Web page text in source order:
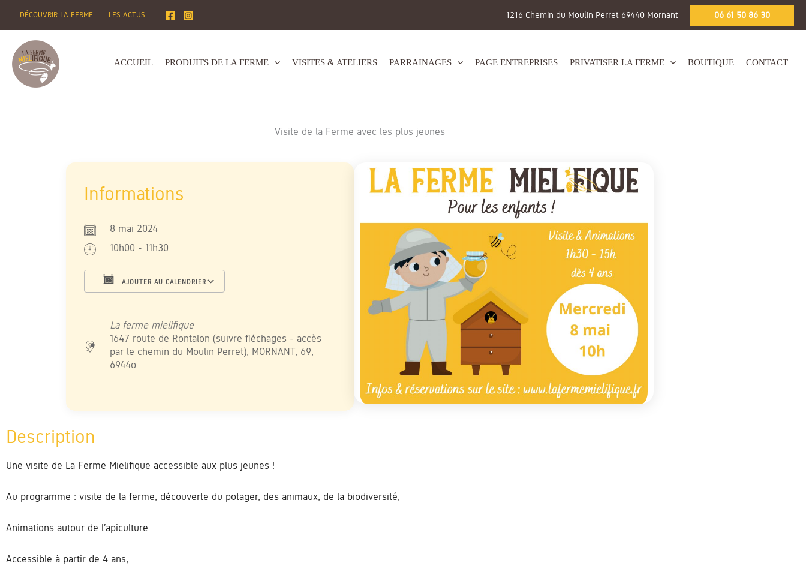
au
contenu
DÉCOUVRIR LA FERME LES ACTUS 1216 Chemin du Moulin Perret 69440 Mornant 06 61 50 86 30
ACCUEIL PRODUITS DE LA FERME VISITES & ATELIERS PARRAINAGES PAGE ENTREPRISES PRIVATISER LA FERME BOUTIQUE CONTACT
Visite de la Ferme avec les plus jeunes
8 mai 2024
10h00 - 11h30
AJOUTER AU CALENDRIER
La ferme mielifique
1647 route de Rontalon (suivre fléchages - accès
par le chemin du Moulin Perret), MORNANT, 69,
6944o
Une visite de La Ferme Mielifique accessible aux plus jeunes !
Au programme : visite de la ferme, découverte du potager, des animaux, de la biodiversité,
Animations autour de l’apiculture
Accessible à partir de 4 ans,